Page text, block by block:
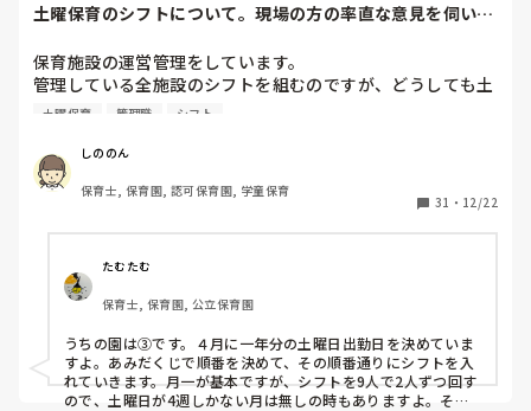
土曜保育のシフトについて。現場の方の率直な意見を伺いた
保育施設の運営管理をしています。
管理している全施設のシフトを組むのですが、どうしても土
曜保育だけは入れる方が少なく、いつも苦労しています。
て入職しているはずですが、いざ勤務が始まると一日も土曜
出勤が出来ない方ばかりです。
①土曜日の希望休は2日まで、と制限をかける
②毎月、必ず土曜保育に入ることのできる日を1日だけピッ
クアップしてもらう
③仮シフトが出た時、土曜出勤が難しければ自身で代わりの
人を交渉して見つけてもらう
上記のいずれかの対策を取り入れることを考えています。
土曜保育 管理職 シフト
しののん
保育士, 保育園, 認可保育園, 学童保育
31 ・ 12/22
たむたむ
保育士, 保育園, 公立保育園
うちの園は③です。４月に一年分の土曜日出勤日を決めていま
すよ。あみだくじで順番を決めて、その順番通りにシフトを入
れていきます。月一が基本ですが、シフトを9人で2人ずつ回す
ので、土曜日が4週しかない月は無しの時もありますよ。その